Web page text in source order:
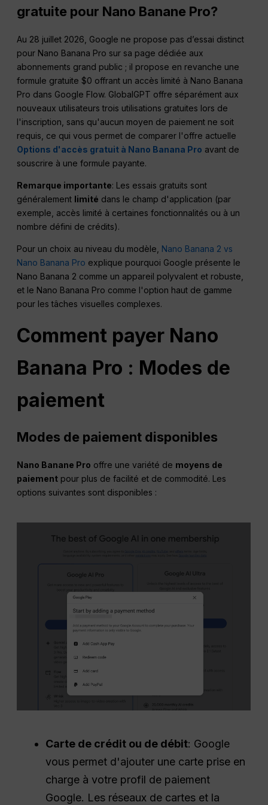
gratuite pour Nano Banane Pro?
Au 28 juillet 2026, Google ne propose pas d’essai distinct
pour Nano Banana Pro sur sa page dédiée aux
abonnements grand public ; il propose en revanche une
formule gratuite $0 offrant un accès limité à Nano Banana
Pro dans Google Flow. GlobalGPT offre séparément aux
nouveaux utilisateurs trois utilisations gratuites lors de
l'inscription, sans qu'aucun moyen de paiement ne soit
requis, ce qui vous permet de comparer l'offre actuelle
Options d'accès gratuit à Nano Banana Pro avant de
souscrire à une formule payante.
Remarque importante: Les essais gratuits sont
généralement limité dans le champ d'application (par
exemple, accès limité à certaines fonctionnalités ou à un
nombre défini de crédits).
Pour un choix au niveau du modèle, Nano Banana 2 vs
Nano Banana Pro explique pourquoi Google présente le
Nano Banana 2 comme un appareil polyvalent et robuste,
et le Nano Banana Pro comme l'option haut de gamme
pour les tâches visuelles complexes.
Comment payer Nano
Banana Pro : Modes de
paiement
Modes de paiement disponibles
Nano Banane Pro offre une variété de moyens de
paiement pour plus de facilité et de commodité. Les
options suivantes sont disponibles :
Carte de crédit ou de débit: Google
vous permet d'ajouter une carte prise en
charge à votre profil de paiement
Google. Les réseaux de cartes et la